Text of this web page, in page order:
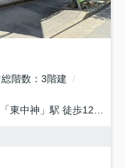
総階数
3階建
「東中神 」駅 徒歩12分